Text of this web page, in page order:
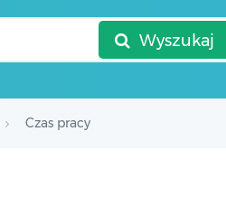
Wyszukaj
Czas pracy